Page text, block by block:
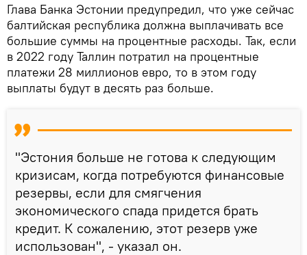
Глава Банка Эстонии предупредил, что уже сейчас
балтийская республика должна выплачивать все
большие суммы на процентные расходы. Так, если
в 2022 году Таллин потратил на процентные
платежи 28 миллионов евро, то в этом году
выплаты будут в десять раз больше.
"Эстония больше не готова к следующим
кризисам, когда потребуются финансовые
резервы, если для смягчения
экономического спада придется брать
кредит. К сожалению, этот резерв уже
использован", - указал он.